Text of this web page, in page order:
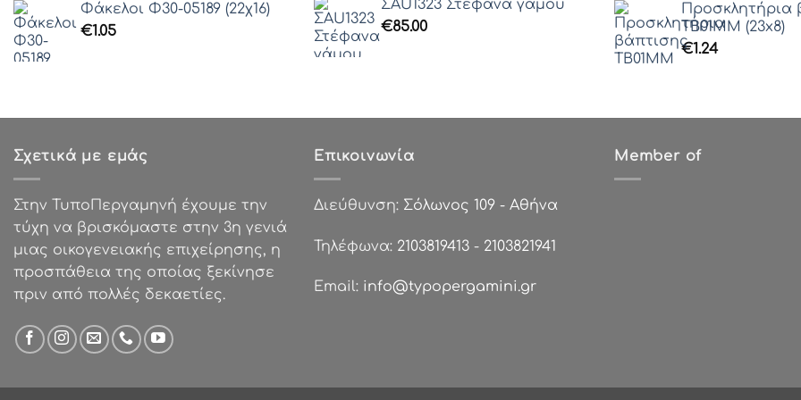
Γραμματοσειρά 41
Γραμματοσειρά 42
Γραμματοσειρά 43
Γραμματοσειρά 46
Γραμματοσειρά 48
Γραμματοσειρά 49
Γραμματοσειρά 50
Γραμματοσειρά 51
Γραμματοσειρά 52
Γραμματοσειρά 53
Γραμματοσειρά 54
Γραμματοσειρά 56
Φάκελοι Φ30-05189 (22χ16)
€1.05
ΣAU1323 Στέφανα γάμου
€85.00
Προσκλητήρια
ΤΒ01ΜΜ (23x8)
€1.24
Σχετικά με εμάς
Στην ΤυποΠεργαμηνή έχουμε την
τύχη να βρισκόμαστε στην 3η γενιά
μιας οικογενειακής επιχείρησης, η
προσπάθεια της οποίας ξεκίνησε
πριν από πολλές δεκαετίες.
Επικοινωνία
Διεύθυνση: Σόλωνος 109 - Αθήνα
Τηλέφωνα: 2103819413 - 2103821941
Email: info@typopergamini.gr
Member of